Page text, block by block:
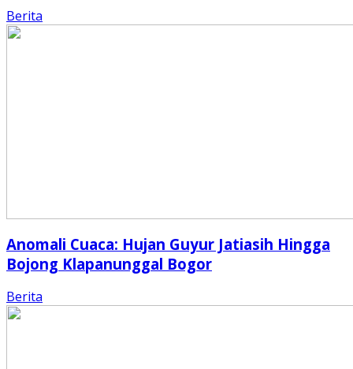
Berita
Anomali Cuaca: Hujan Guyur Jatiasih Hingga
Bojong Klapanunggal Bogor
Berita